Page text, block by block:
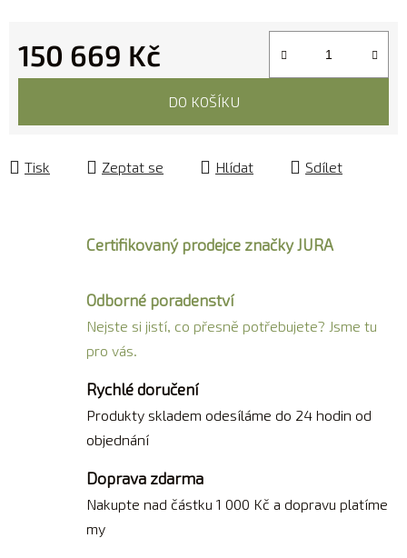
150 669 Kč
Měrná cena:
DO KOŠÍKU
Tisk Zeptat se Hlídat Sdílet
Certifikovaný prodejce značky JURA
Odborné poradenství
Nejste si jistí, co přesně potřebujete? Jsme tu
pro vás.
Rychlé doručení
Produkty skladem odesíláme do 24 hodin od
objednání
Doprava zdarma
Nakupte nad částku 1 000 Kč a dopravu platíme
my